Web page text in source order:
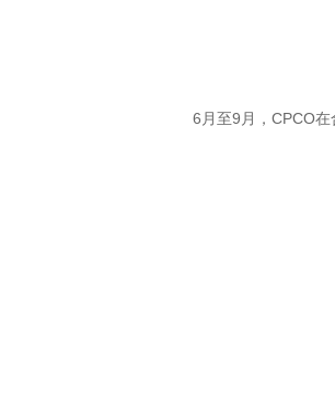
6月至9月，CPCO在